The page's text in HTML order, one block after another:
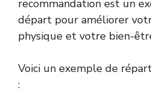
recommandation est un
départ pour améliorer
physique et votre bien-
Voici un exemple de
: